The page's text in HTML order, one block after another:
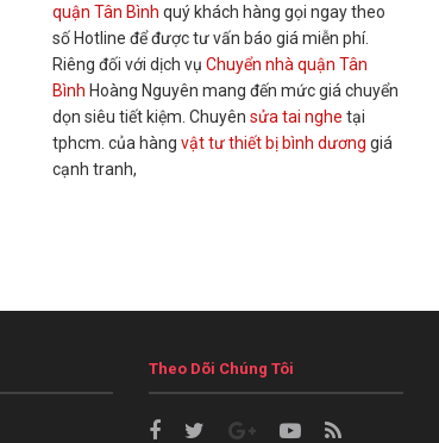
quận Tân Bình quý khách hàng gọi ngay theo
số Hotline để được tư vấn báo giá miễn phí.
Riêng đối với dịch vụChuyển nhà quận Tân
Bình Hoàng Nguyên mang đến mức giá chuyển
dọn siêu tiết kiệm. Chuyênsửa tai nghe tại
tphcm. của hàngvật tư thiết bị bình dương giá
cạnh tranh,
Theo Dõi Chúng Tôi